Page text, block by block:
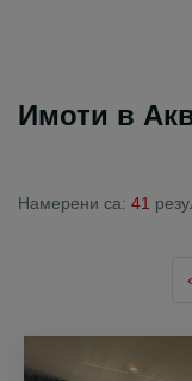
Имоти в
Намерени са: 41
‹